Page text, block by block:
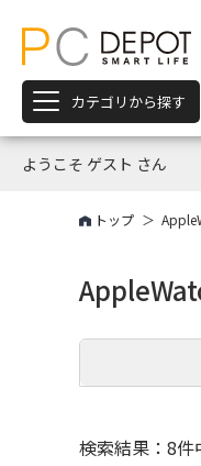
カテゴリから探す
ようこそ ゲスト さん
トップ
検索結果：8件